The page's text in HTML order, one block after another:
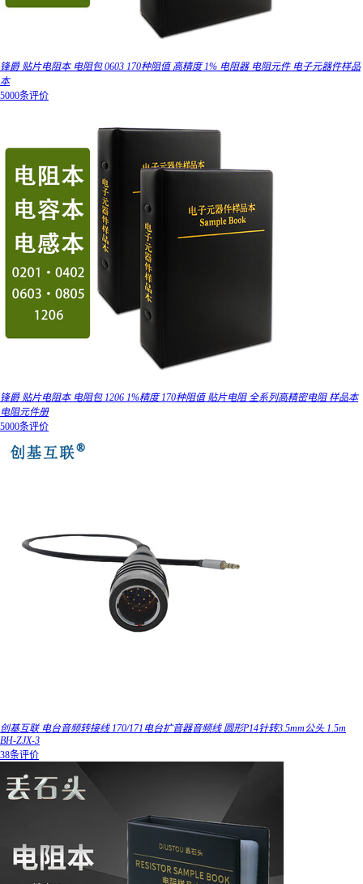
锋爵 贴片电阻本 电阻包 0603 170种阻值 高精度 1% 电阻器 电阻元件 电子元器件样品
本
5000条评价
锋爵 贴片电阻本 电阻包 1206 1%精度 170种阻值 贴片电阻 全系列高精密电阻 样品本
电阻元件册
5000条评价
创基互联 电台音频转接线 170/171电台扩音器音频线 圆形P14针转3.5mm公头 1.5m
BH-ZJX-3
38条评价